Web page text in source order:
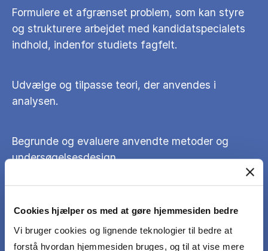
Cookies hjælper os med at gøre hjemmesiden bedre
Vi bruger cookies og lignende teknologier til bedre at
forstå hvordan hjemmesiden bruges, og til at vise mere
Formulere et afgrænset problem, som kan styre
og strukturere arbejdet med kandidatspecialets
indhold, indenfor studiets fagfelt.
Udvælge og tilpasse teori, der anvendes i
analysen.
Begrunde og evaluere anvendte metoder og
undersøgelsesdesign.
problemformulering, analyse og konklusion.